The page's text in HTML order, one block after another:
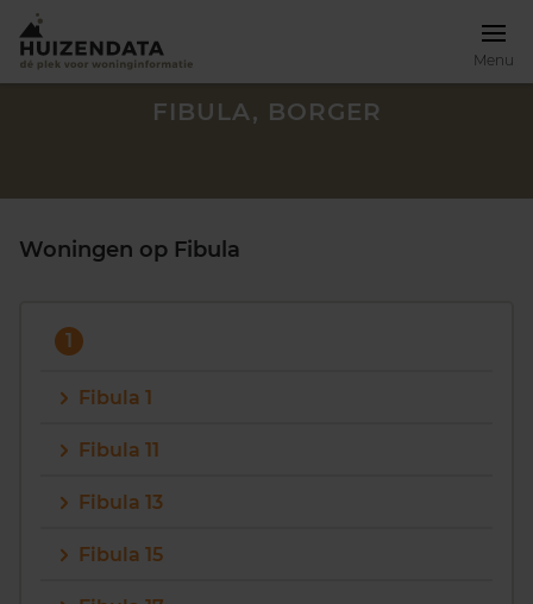
Menu
FIBULA, BORGER
Woningen op Fibula
1
Fibula 1
Fibula 11
Fibula 13
Fibula 15